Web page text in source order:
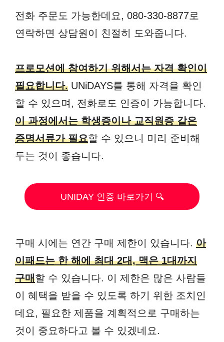
전화 주문도 가능한데요, 080-330-8877로
연락하면 상담원이 친절히 도와줍니다.
프로모션에 참여하기 위해서는 자격 확인이
필요합니다. UNiDAYS를 통해 자격을 확인
할 수 있으며, 전화로도 인증이 가능합니다.
이 과정에서는 학생증이나 교직원증 같은
증명서류가 필요할 수 있으니 미리 준비해
두는 것이 좋습니다.
UNIDAY 인증 바로가기 🔍
구매 시에는 연간 구매 제한이 있습니다. 아
이패드는 한 해에 최대 2대, 맥은 1대까지
구매할 수 있습니다. 이 제한은 많은 사람들
이 혜택을 받을 수 있도록 하기 위한 조치인
데요, 필요한 제품을 계획적으로 구매하는
것이 중요하다고 볼 수 있겠네요.